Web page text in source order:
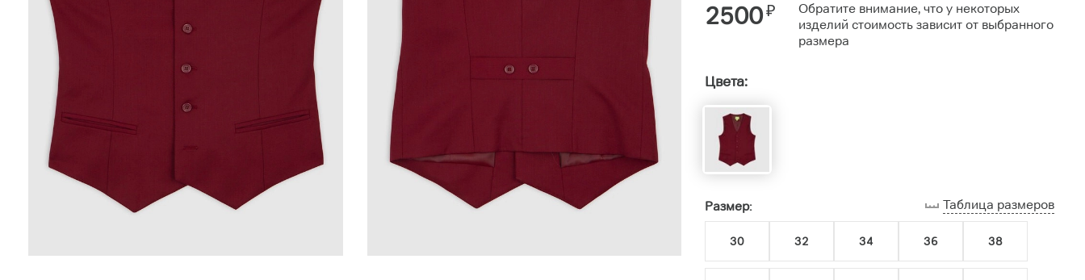
2500₽
Обратите внимание, что у некоторых
изделий стоимость зависит от выбранного
размера
Цвета:
Размер: Таблица размеров
30 32 34 36 38